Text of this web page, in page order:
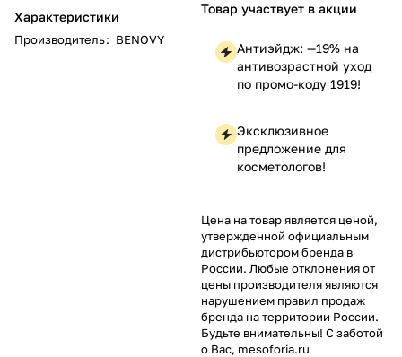
Характеристики
Производитель: BENOVY
Товар участвует в акции
Антиэйдж: —19% на
антивозрастной уход
по промо-коду 1919!
Эксклюзивное
предложение для
косметологов!
Цена на товар является ценой,
утвержденной официальным
дистрибьютором бренда в
России. Любые отклонения от
цены производителя являются
нарушением правил продаж
бренда на территории России.
Будьте внимательны! С заботой
о Вас, mesoforia.ru